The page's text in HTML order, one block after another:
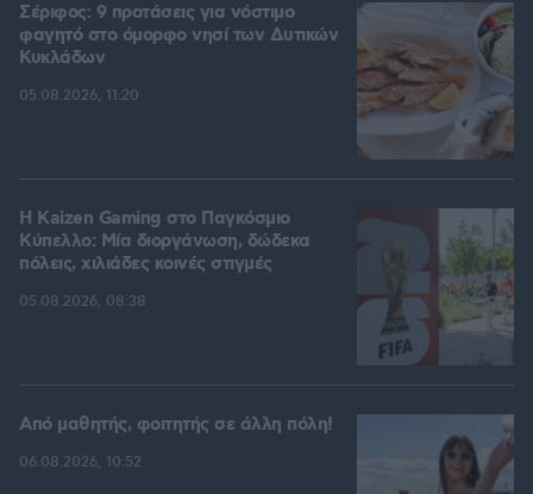
Σέριφος: 9 προτάσεις για νόστιμο
φαγητό στο όμορφο νησί των Δυτικών
Κυκλάδων
05.08.2026, 11:20
H Kaizen Gaming στο Παγκόσμιο
Kύπελλο: Μία διοργάνωση, δώδεκα
πόλεις, χιλιάδες κοινές στιγμές
05.08.2026, 08:38
Από μαθητής, φοιτητής σε άλλη πόλη!
06.08.2026, 10:52